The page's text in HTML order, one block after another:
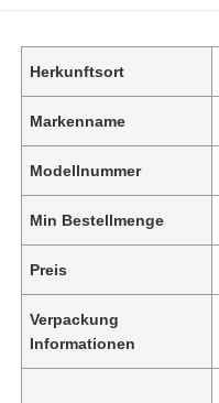
Herkunftsort
Markenname
Modellnummer
Min Bestellmenge
Preis
Verpackung
Informationen